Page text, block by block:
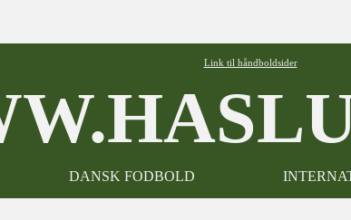
Link til håndboldsider
DANSK FODBOLD